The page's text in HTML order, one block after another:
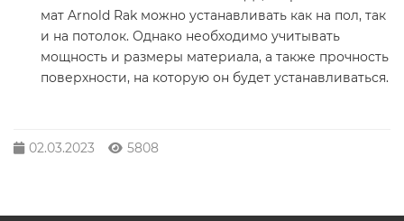
мат Arnold Rak можно устанавливать как на пол, так
и на потолок. Однако необходимо учитывать
мощность и размеры материала, а также прочность
поверхности, на которую он будет устанавливаться.
02.03.2023 5808